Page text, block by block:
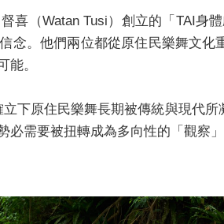
喜（Watan Tusi）創立的「TAI身
念。他們兩位都從原住民樂舞文
能。
下原住民樂舞長期被傳統與現代
需要被扭轉成為多向性的「觀察」